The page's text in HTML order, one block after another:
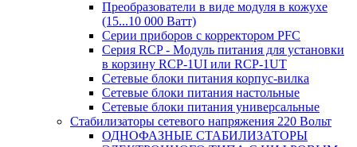
Преобразователи в виде модуля в кожухе
(15...10 000 Ватт)
Серии приборов с корректором PFC
Серия RCP - Модуль питания для установки
в корзину RCP-1UI или RCP-1UT
Сетевые блоки питания корпус-вилка
Сетевые блоки питания настольные
Сетевые блоки питания универсальные
Стабилизаторы сетевого напряжения 220 Вольт
ОДНОФАЗНЫЕ СТАБИЛИЗАТОРЫ